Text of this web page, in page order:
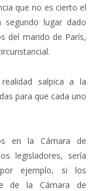
que no es cierto el
segundo lugar dado
del marido de París,
salpica a la
para que cada uno
en la Cámara de
legisladores, sería
ejemplo, si los
de la Cámara de